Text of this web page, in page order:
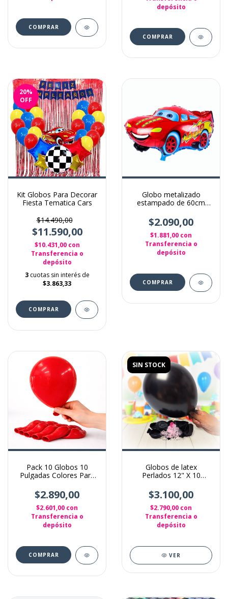
COMPRAR
depósito
20%
OFF
Kit Globos Para Decorar
Fiesta Tematica Cars
$14.490,00
$11.590,00
$10.431,00 con
Transferencia o
depósito
3 cuotas sin interés de
$3.863,33
Globo metalizado
estampado de 60cm
$2.090,00
$1.881,00 con
Transferencia o
depósito
Pack 10 Globos 10
Pulgadas Colores Para
$2.890,00
$2.601,00 con
Transferencia o
depósito
SIN STOCK
Globos de latex
Perlados 12" X 10
$3.100,00
$2.790,00 con
Transferencia o
depósito
VER